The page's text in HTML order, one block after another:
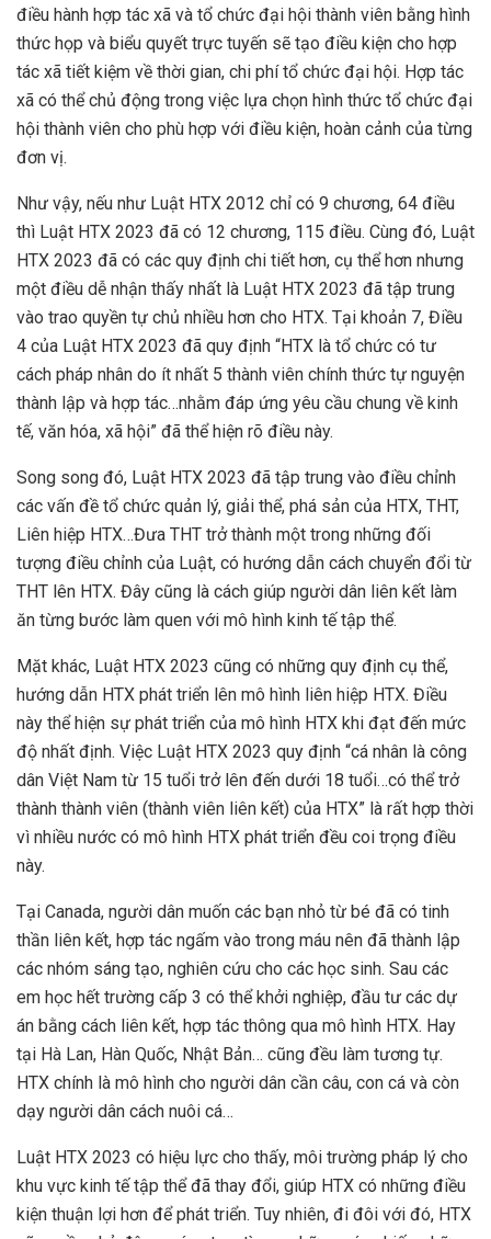
điều hành hợp tác xã và tổ chức đại hội thành viên bằng hình
thức họp và biểu quyết trực tuyến sẽ tạo điều kiện cho hợp
tác xã tiết kiệm về thời gian, chi phí tổ chức đại hội. Hợp tác
xã có thể chủ động trong việc lựa chọn hình thức tổ chức đại
hội thành viên cho phù hợp với điều kiện, hoàn cảnh của từng
đơn vị.
Như vậy, nếu như Luật HTX 2012 chỉ có 9 chương, 64 điều
thì Luật HTX 2023 đã có 12 chương, 115 điều. Cùng đó, Luật
HTX 2023 đã có các quy định chi tiết hơn, cụ thể hơn nhưng
một điều dễ nhận thấy nhất là Luật HTX 2023 đã tập trung
vào trao quyền tự chủ nhiều hơn cho HTX. Tại khoản 7, Điều
4 của Luật HTX 2023 đã quy định “HTX là tổ chức có tư
cách pháp nhân do ít nhất 5 thành viên chính thức tự nguyện
thành lập và hợp tác…nhằm đáp ứng yêu cầu chung về kinh
tế, văn hóa, xã hội” đã thể hiện rõ điều này.
Song song đó, Luật HTX 2023 đã tập trung vào điều chỉnh
các vấn đề tổ chức quản lý, giải thể, phá sản của HTX, THT,
Liên hiệp HTX…Đưa THT trở thành một trong những đối
tượng điều chỉnh của Luật, có hướng dẫn cách chuyển đổi từ
THT lên HTX. Đây cũng là cách giúp người dân liên kết làm
ăn từng bước làm quen với mô hình kinh tế tập thể.
Mặt khác, Luật HTX 2023 cũng có những quy định cụ thể,
hướng dẫn HTX phát triển lên mô hình liên hiệp HTX. Điều
này thể hiện sự phát triển của mô hình HTX khi đạt đến mức
độ nhất định. Việc Luật HTX 2023 quy định “cá nhân là công
dân Việt Nam từ 15 tuổi trở lên đến dưới 18 tuổi…có thể trở
thành thành viên (thành viên liên kết) của HTX” là rất hợp thời
vì nhiều nước có mô hình HTX phát triển đều coi trọng điều
này.
Tại Canada, người dân muốn các bạn nhỏ từ bé đã có tinh
thần liên kết, hợp tác ngấm vào trong máu nên đã thành lập
các nhóm sáng tạo, nghiên cứu cho các học sinh. Sau các
em học hết trường cấp 3 có thể khởi nghiệp, đầu tư các dự
án bằng cách liên kết, hợp tác thông qua mô hình HTX. Hay
tại Hà Lan, Hàn Quốc, Nhật Bản… cũng đều làm tương tự.
HTX chính là mô hình cho người dân cần câu, con cá và còn
dạy người dân cách nuôi cá…
Luật HTX 2023 có hiệu lực cho thấy, môi trường pháp lý cho
khu vực kinh tế tập thể đã thay đổi, giúp HTX có những điều
kiện thuận lợi hơn để phát triển. Tuy nhiên, đi đôi với đó, HTX